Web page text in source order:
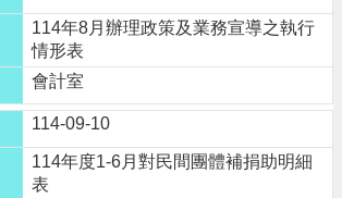
114年8月辦理政策及業務宣導之執行
情形表
會計室
114-09-10
114年度1-6月對民間團體補捐助明細
表